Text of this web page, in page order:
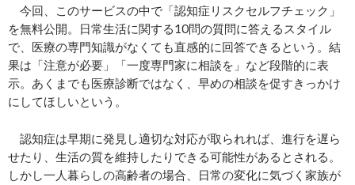
今回、このサービスの中で「認知症リスクセルフチェック」
を無料公開。日常生活に関する10問の質問に答えるスタイル
で、医療の専門知識がなくても直感的に回答できるという。結
果は「注意が必要」「一度専門家に相談を」など段階的に表
示。あくまでも医療診断ではなく、早めの相談を促すきっかけ
にしてほしいという。
認知症は早期に発見し適切な対応が取られれば、進行を遅ら
せたり、生活の質を維持したりできる可能性があるとされる。
しかし一人暮らしの高齢者の場合、日常の変化に気づく家族が